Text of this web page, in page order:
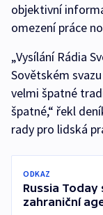
objektivní
omezení práce
„Vysílání Rádia
Sovětském
velmi špatné
špatné,“ řekl
rady pro lidská
ODKAZ
Russia Today
zahraniční